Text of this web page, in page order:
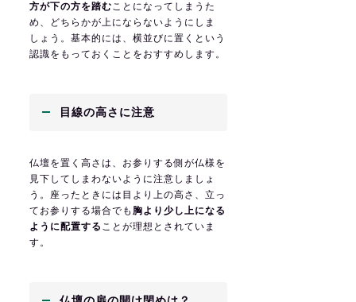
方が下の方を踏むことになってしまうた
め、どちらかが上にならないようにしま
しょう。基本的には、横並びに置くという
認識をもっておくことをおすすめします。
目線の高さに注意
仏壇を置く高さは、お参りする側が仏様を
見下してしまわないように注意しましょ
う。座ったときには目より上の高さ、立っ
てお参りする場合でも 胸より少し上になる
ように配置する ことが理想とされていま
す。